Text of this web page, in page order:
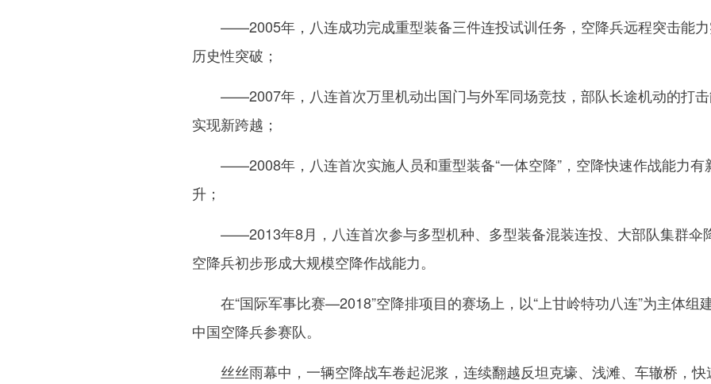
——2005年，八连成功完成重型装备三件连投试训任务，空降兵远程突击能
历史性突破；
——2007年，八连首次万里机动出国门与外军同场竞技，部队长途机动的打击
实现新跨越；
——2008年，八连首次实施人员和重型装备“一体空降”，空降快速作战能力有
升；
——2013年8月，八连首次参与多型机种、多型装备混装连投、大部队集群伞
空降兵初步形成大规模空降作战能力。
在“国际军事比赛—2018”空降排项目的赛场上，以“上甘岭特功八连”为主体组
中国空降兵参赛队。
丝丝雨幕中，一辆空降战车卷起泥浆，连续翻越反坦克壕、浅滩、车辙桥，快